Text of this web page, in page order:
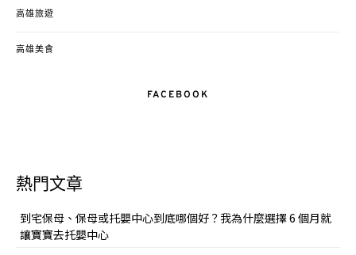
高雄旅遊
高雄美食
FACEBOOK
熱門文章
到宅保母、保母或托嬰中心到底哪個好？我為什麼選擇 6 個月就
讓寶寶去托嬰中心